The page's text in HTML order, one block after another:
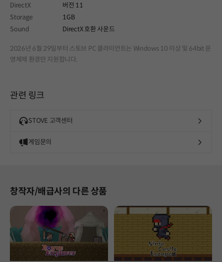
DirectX
버전 11
Storage
1GB
Sound
DirectX 호환 사운드
2026년 6월 29일부터 스토브 PC 클라이언트는 Windows 10 이상 및 64bit 운
영체제 환경만 지원합니다.
관련 링크
STOVE 고객센터
게임문의
창작자/배급사의 다른 상품